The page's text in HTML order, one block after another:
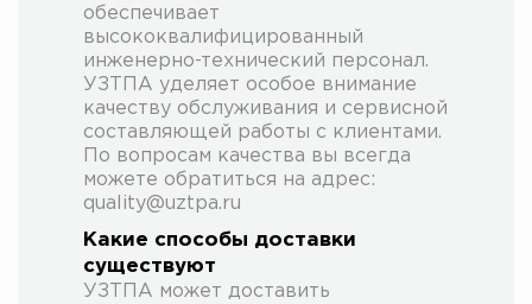
обеспечивает
высококвалифицированный
инженерно-технический персонал.
УЗТПА уделяет особое внимание
качеству обслуживания и сервисной
составляющей работы с клиентами.
По вопросам качества вы всегда
можете обратиться на адрес:
quality@uztpa.ru
Какие способы доставки
существуют
УЗТПА может доставить